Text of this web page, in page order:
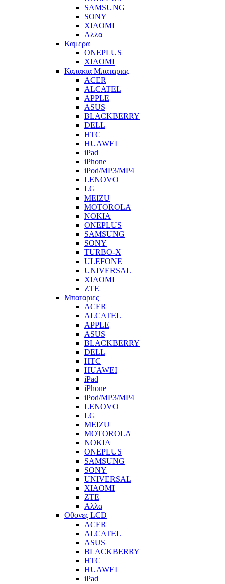
SAMSUNG
SONY
XIAOMI
Αλλα
Καμερα
ONEPLUS
XIAOMI
Καπακια Μπαταριας
ACER
ALCATEL
APPLE
ASUS
BLACKBERRY
DELL
HTC
HUAWEI
iPad
iPhone
iPod/MP3/MP4
LENOVO
LG
MEIZU
MOTOROLA
NOKIA
ONEPLUS
SAMSUNG
SONY
TURBO-X
ULEFONE
UNIVERSAL
XIAOMI
ZTE
Μπαταριες
ACER
ALCATEL
APPLE
ASUS
BLACKBERRY
DELL
HTC
HUAWEI
iPad
iPhone
iPod/MP3/MP4
LENOVO
LG
MEIZU
MOTOROLA
NOKIA
ONEPLUS
SAMSUNG
SONY
UNIVERSAL
XIAOMI
ZTE
Αλλα
Οθονες LCD
ACER
ALCATEL
ASUS
BLACKBERRY
HTC
HUAWEI
iPad